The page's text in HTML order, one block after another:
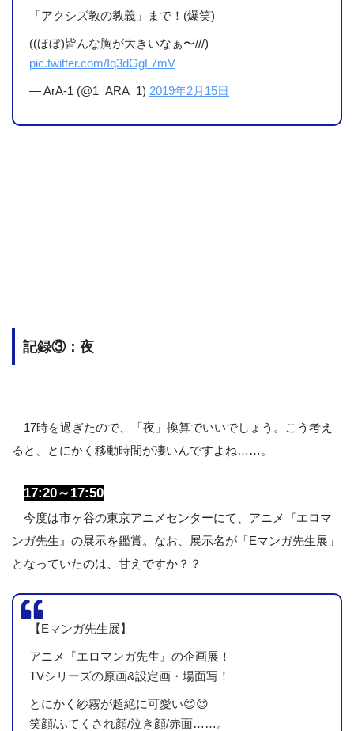
「アクシズ教の教義」まで！(爆笑)
((ほぼ)皆んな胸が大きいなぁ〜///)
pic.twitter.com/Iq3dGgL7mV
— ArA-1 (@1_ARA_1) 2019年2月15日
記録③：夜
17時を過ぎたので、「夜」換算でいいでしょう。こう考え
ると、とにかく移動時間が凄いんですよね……。
17:20～17:50
今度は市ヶ谷の東京アニメセンターにて、アニメ『エロマ
ンガ先生』の展示を鑑賞。なお、展示名が「Eマンガ先生展」
となっていたのは、甘えですか？？
【Eマンガ先生展】
アニメ『エロマンガ先生』の企画展！
TVシリーズの原画&設定画・場面写！
とにかく紗霧が超絶に可愛い😍😍
笑顔/ふてくされ顔/泣き顔/赤面……。